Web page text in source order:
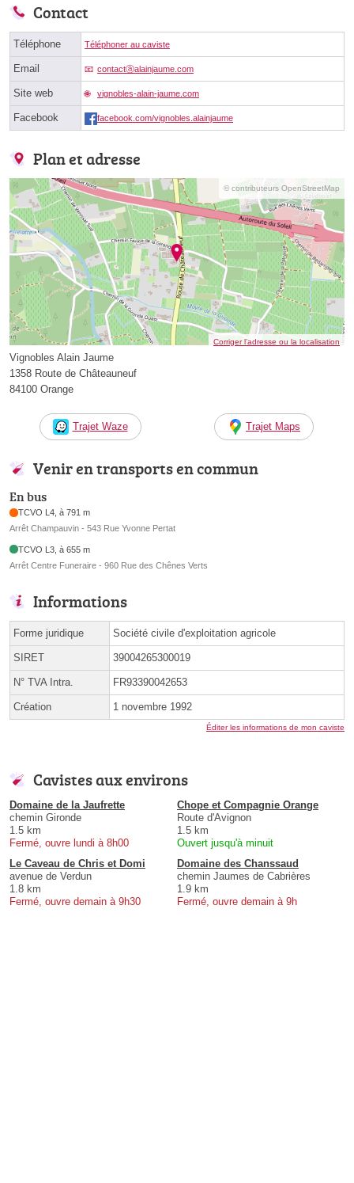
Contact
Téléphone Téléphoner au caviste
Email contactⓐalainjaume.com
Site web vignobles-alain-jaume.com
Facebook facebook.com/vignobles.alainjaume
Plan et adresse
© contributeurs OpenStreetMap
Corriger l’adresse ou la localisation
Vignobles Alain Jaume
1358 Route de Châteauneuf
84100 Orange
Trajet Waze Trajet Maps
Venir en transports en commun
En bus
TCVO L4, à 791 m
Arrêt Champauvin - 543 Rue Yvonne Pertat
TCVO L3, à 655 m
Arrêt Centre Funeraire - 960 Rue des Chênes Verts
Informations
Forme juridique Société civile d'exploitation agricole
SIRET 39004265300019
N° TVA Intra. FR93390042653
Création 1 novembre 1992
Éditer les informations de mon caviste
Cavistes aux environs
Domaine de la Jaufrette
chemin Gironde
1.5 km
Fermé, ouvre lundi à 8h00
Chope et Compagnie Orange
Route d'Avignon
1.5 km
Ouvert jusqu'à minuit
Le Caveau de Chris et Domi
avenue de Verdun
1.8 km
Fermé, ouvre demain à 9h30
Domaine des Chanssaud
chemin Jaumes de Cabrières
1.9 km
Fermé, ouvre demain à 9h